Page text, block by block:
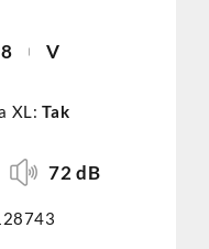
V
XL:Tak
72 dB